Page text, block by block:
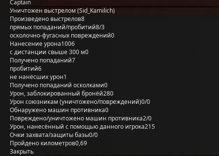
Captain
Уничтожен выстрелом (Sid_Kamilich)
Произведено выстрелов8
прямых попаданий/пробитий8/3
осколочно-фугасных повреждений0
Нанесение урона1006
с дистанции свыше 300 м0
Получено попаданий7
пробитий6
не нанёсших урон1
Получено попаданий осколками0
Урон, заблокированный бронёй280
Урон союзникам (уничтожено/повреждений)0/0
Обнаружено машин противника0
Повреждено/уничтожено машин противника2/0
Урон, нанесённый с помощью данного игрока215
Очки захвата/защиты базы0/0
Пройдено километров0,69
Закрыть